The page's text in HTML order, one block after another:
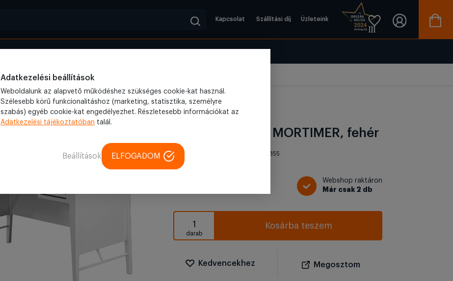
Kapcsolat Szállítási díj Üzleteink
Íróasztal fiókkal MORTIMER, fehér
Iroda
Íróasztal fiókkal MORTIMER, fehér
SKU: 3XPCK Azonosító: ST-3855
Webshop raktáron
Már csak 2 db
Kosárba teszem
Kedvencekhez Megosztom
Adatkezelési beállítások
Weboldalunk az alapvető működéshez szükséges cookie-kat használ.
Szélesebb körű funkcionalitáshoz (marketing, statisztika, személyre
szabás) egyéb cookie-kat engedélyezhet. Részletesebb információkat az
Adatkezelési tájékoztatóban talál.
Beállítások ELFOGADOM